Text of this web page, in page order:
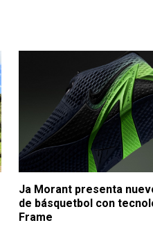
Ja Morant presenta
de básquetbol con
Frame